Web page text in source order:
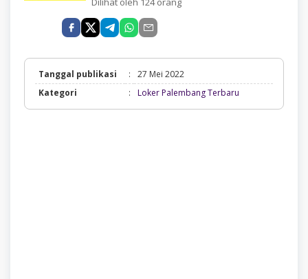
Tanggal publikasi :
27 Mei 2022
Kategori
: Loker Palembang Terbaru